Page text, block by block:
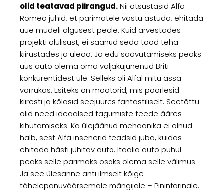
olid teatavad piirangud.Nii otsustasid Alfa
Romeo juhid, et parimatele vastu astuda, ehitada
uue mudeli algusest peale. Kuid arvestades
projekti olulisust, ei saanud seda tööd teha
kiirustades ja üleöö. Ja edu saavutamiseks peaks
uus auto olema oma väljakujunenud Briti
konkurentidest üle. Selleks oli Alfal mitu ässa
varrukas. Esiteks on mootorid, mis pöörlesid
kiiresti ja kõlasid seejuures fantastiliselt. Seetõttu
olid need ideaalsed tagumiste teede ääres
kihutamiseks. Ka ülejäänud mehaanika ei olnud
halb, sest Alfa insenerid teadsid juba, kuidas
ehitada hästi juhitav auto. Itaalia auto puhul
peaks selle parimaks osaks olema selle välimus.
Ja see ülesanne anti ilmselt kõige
tähelepanuväärsemale mängijale – Pininfarinale.